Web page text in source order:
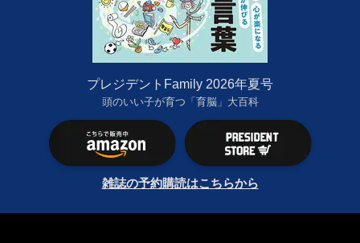
プレジデントFamily 2026年夏号
頭のいい子が育つ「育脳」大百科
雑誌の予約購読はこちらから